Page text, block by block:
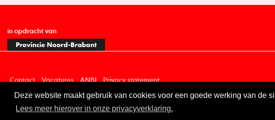
Deze website maakt gebruik van cookies voor een goede werking van de
Lees meer hierover in onze privacyverklaring.
in opdracht van
Contact Vacatures ANBI Privacy statement
Digitale toegankelijkheid